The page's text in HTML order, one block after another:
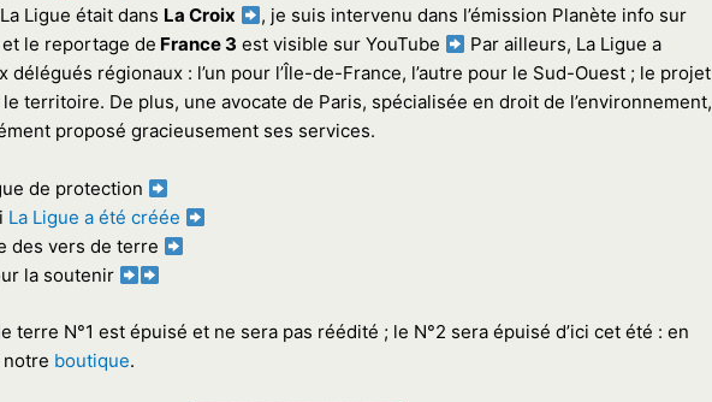
Ligue était dans La Croix
, je suis intervenu dans l’émission Planète info sur
le reportage de France 3 est visible sur YouTube
Par ailleurs, La Ligue a
délégués régionaux : l’un pour l’Île-de-France, l’autre pour le Sud-Ouest ; le projet
territoire. De plus, une avocate de Paris, spécialisée en droit de l’environnement,
proposé gracieusement ses services.
de protection
La Ligue a été créée
des vers de terre
la soutenir
terre N°1 est épuisé et ne sera pas réédité ; le N°2 sera épuisé d’ici cet été : en
boutique.